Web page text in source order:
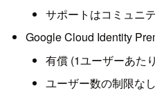
サポートはコミュニ
Google Cloud Identity
有償 (1ユーザーあた
ユーザー数の制限なし